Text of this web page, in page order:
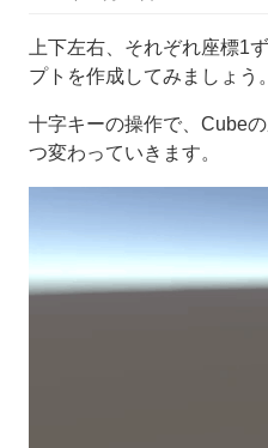
上下左右、それぞれ座標1
プトを作成してみましょう。
十字キーの操作で、Cube
つ変わっていきます。